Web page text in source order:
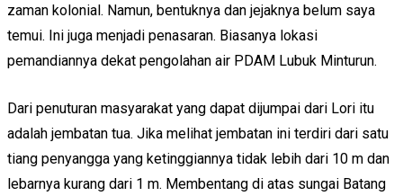
zaman kolonial. Namun, bentuknya dan jejaknya belum saya
temui. Ini juga menjadi penasaran. Biasanya lokasi
pemandiannya dekat pengolahan air PDAM Lubuk Minturun.
Dari penuturan masyarakat yang dapat dijumpai dari Lori itu
adalah jembatan tua. Jika melihat jembatan ini terdiri dari satu
tiang penyangga yang ketinggiannya tidak lebih dari 10 m dan
lebarnya kurang dari 1 m. Membentang di atas sungai Batang